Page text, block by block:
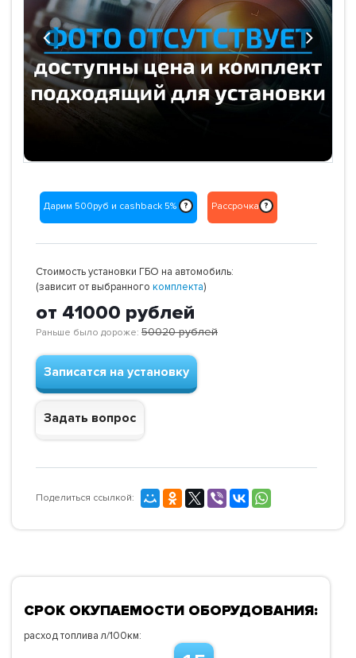
Previous Next
Дарим 500руб и cashback 5% ? Рассрочка ?
Стоимость установки ГБО на автомобиль:
(зависит от выбранного комплекта)
от 41000 рублей
Раньше было дороже: 50020рублей
Записатся на установку
Задать вопрос
Поделиться ссылкой:
СРОК ОКУПАЕМОСТИ ОБОРУДОВАНИЯ:
расход топлива л/100км: